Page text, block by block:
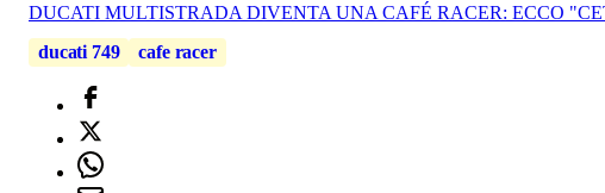
DUCATI MULTISTRADA DIVENTA UNA CAFÉ RACER: ECCO
ducati 749
cafe racer